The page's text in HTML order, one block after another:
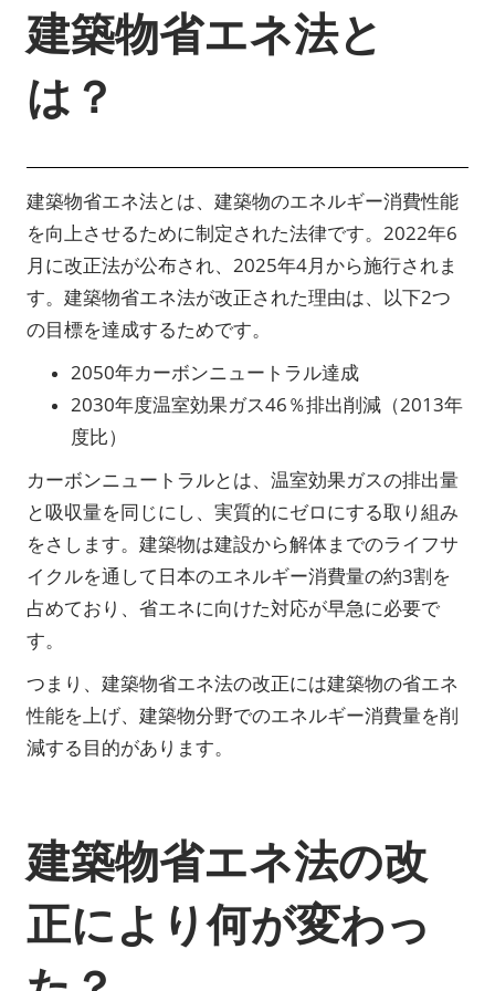
建築物省エネ法と
は？
建築物省エネ法とは、建築物のエネルギー消費性能
を向上させるために制定された法律です。2022年6
月に改正法が公布され、2025年4月から施行されま
す。建築物省エネ法が改正された理由は、以下2つ
の目標を達成するためです。
2050年カーボンニュートラル達成
2030年度温室効果ガス46％排出削減（2013年
度比）
カーボンニュートラルとは、温室効果ガスの排出量
と吸収量を同じにし、実質的にゼロにする取り組み
をさします。建築物は建設から解体までのライフサ
イクルを通して日本のエネルギー消費量の約3割を
占めており、省エネに向けた対応が早急に必要で
す。
つまり、建築物省エネ法の改正には建築物の省エネ
性能を上げ、建築物分野でのエネルギー消費量を削
減する目的があります。
建築物省エネ法の改
正により何が変わっ